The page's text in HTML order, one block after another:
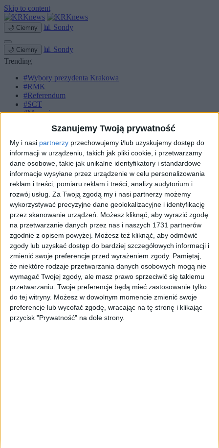
Szanujemy Twoją prywatność
My i nasi partnerzy przechowujemy i/lub uzyskujemy dostęp do
informacji w urządzeniu, takich jak pliki cookie, i przetwarzamy
dane osobowe, takie jak unikalne identyfikatory i standardowe
informacje wysyłane przez urządzenie w celu personalizowania
reklam i treści, pomiaru reklam i treści, analizy audytorium i
rozwój usług. Za Twoją zgodą my i nasi partnerzy możemy
wykorzystywać precyzyjne dane geolokalizacyjne i identyfikację
przez skanowanie urządzeń. Możesz kliknąć, aby wyrazić zgodę
na przetwarzanie danych przez nas i naszych 1731 partnerów
zgodnie z opisem powyżej. Możesz też kliknąć, aby odmówić
zgody lub uzyskać dostęp do bardziej szczegółowych informacji i
zmienić swoje preferencje przed wyrażeniem zgody. Pamiętaj,
że niektóre rodzaje przetwarzania danych osobowych mogą nie
wymagać Twojej zgody, ale masz prawo sprzeciwić się takiemu
przetwarzaniu. Twoje preferencje będą mieć zastosowanie tylko
do tej witryny. Możesz w dowolnym momencie zmienić swoje
preferencje lub wycofać zgodę, wracając na tę stronę i klikając
przycisk "Prywatność" na dole strony.
Skip to content
🌙 Ciemny 📊 Sondy
🌙 Ciemny 📊 Sondy
Trending
#Wybory prezydenta Krakowa
#RMK
#Referendum
#SCT
#Marcyś
Strona główna
Miasto
Komunikacja
Zieleń
Inwestycje
Biznes
Sport
Kultura
Małopolska
Kryminalne
Tag #zmiany linie tramwajowe
#zmiany linie tramwajowe
artykułówDzielniceInwestycjeMiastoMobilność Najnowsze
Sortuj:
Kategoria:
TOPDzielnice · 11 sie 2022